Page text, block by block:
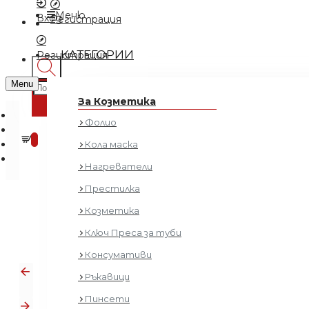
Регистрация
Меню
КАТЕГОРИИ
За Козметика
Фолио
Кола маска
Нагреватели
Престилка
Козметика
Ключ Преса за туби
Консумативи
Ръкавици
Пинсети
0 продукта - € 0.00 (0.00 лв.)
0
Вход
Регистрация
Menu